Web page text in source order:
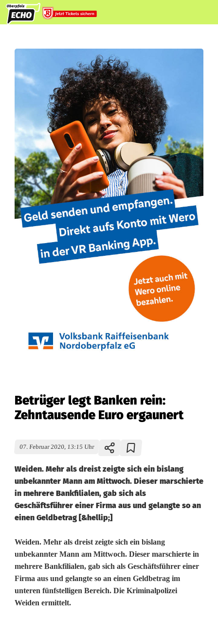
Betrüger legt Banken rein:
Zehntausende Euro ergaunert
07. Februar 2020, 13:15 Uhr
Weiden. Mehr als dreist zeigte sich ein bislang
unbekannter Mann am Mittwoch. Dieser marschierte
in mehrere Bankfilialen, gab sich als
Geschäftsführer einer Firma aus und gelangte so an
einen Geldbetrag [&hellip;]
B
e
t
r
Weiden. Mehr als dreist zeigte sich ein bislang
unbekannter Mann am Mittwoch. Dieser marschierte in
mehrere Bankfilialen, gab sich als Geschäftsführer einer
Firma aus und gelangte so an einen Geldbetrag im
unteren fünfstelligen Bereich. Die Kriminalpolizei
Weiden ermittelt.